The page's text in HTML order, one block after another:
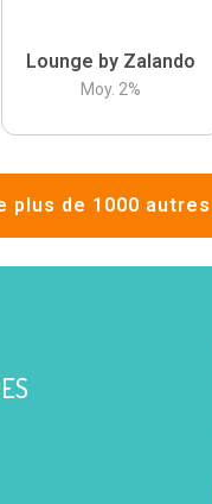
Lounge by Zalando
Moy. 2%
plus de 1000